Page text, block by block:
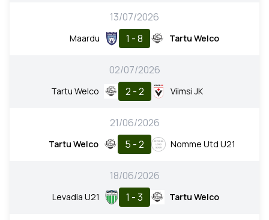
13/07/2026
Maardu 1 - 8 Tartu Welco
02/07/2026
Tartu Welco 2 - 2 Viimsi JK
21/06/2026
Tartu Welco 5 - 2 Nomme Utd U21
18/06/2026
Levadia U21 1 - 3 Tartu Welco